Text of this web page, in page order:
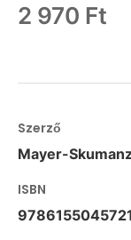
2 970 Ft
Szerző
Mayer-
ISBN
9786155045721